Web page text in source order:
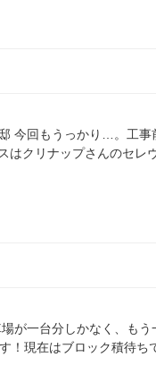
今回もうっかり…。工事
はクリナップさんのセレ
が一台分しかなく、もう
！現在はブロック積待ち